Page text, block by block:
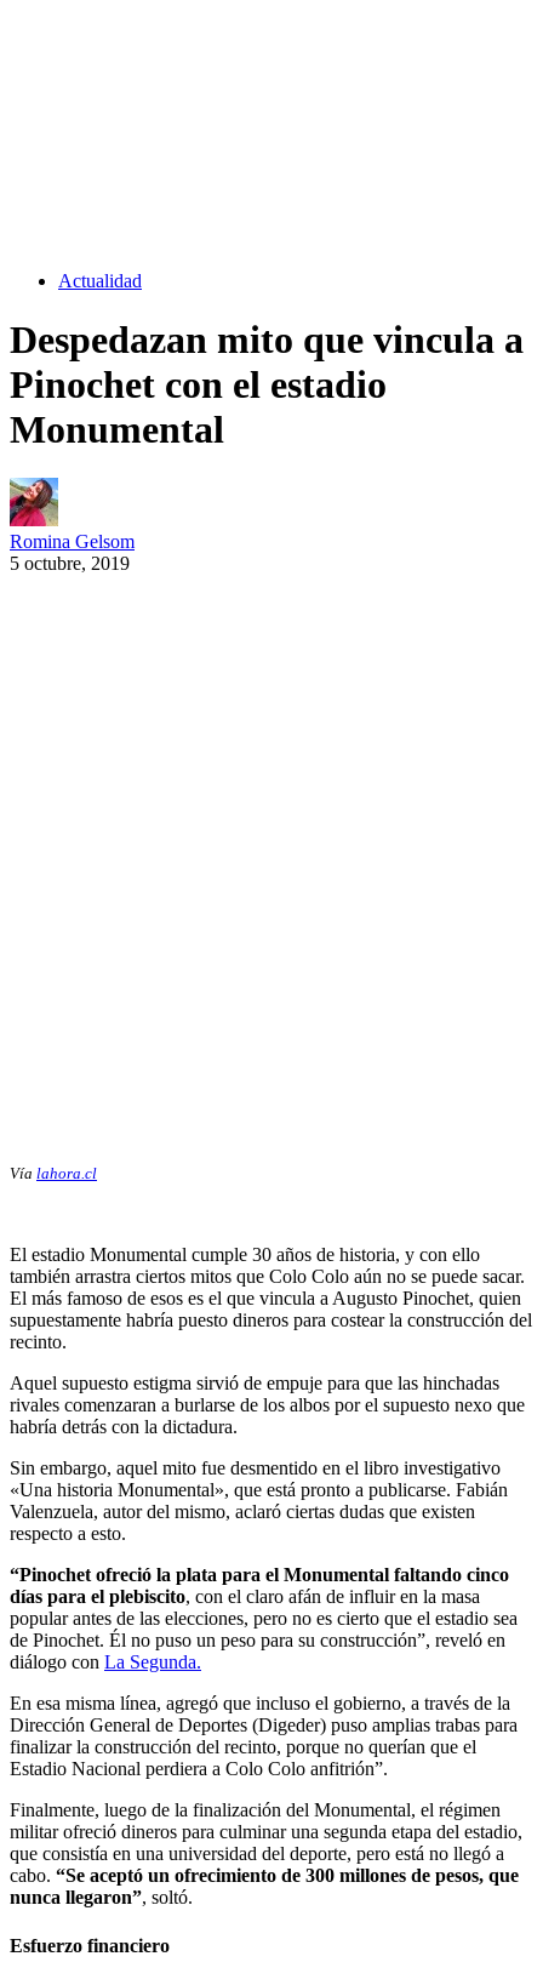
Actualidad
Despedazan mito que vincula a
Pinochet con el estadio
Monumental
Romina Gelsom
5 octubre, 2019
Vía lahora.cl
El estadio Monumental cumple 30 años de historia, y con ello
también arrastra ciertos mitos que Colo Colo aún no se puede sacar.
El más famoso de esos es el que vincula a Augusto Pinochet, quien
supuestamente habría puesto dineros para costear la construcción del
recinto.
Aquel supuesto estigma sirvió de empuje para que las hinchadas
rivales comenzaran a burlarse de los albos por el supuesto nexo que
habría detrás con la dictadura.
Sin embargo, aquel mito fue desmentido en el libro investigativo
«Una historia Monumental», que está pronto a publicarse. Fabián
Valenzuela, autor del mismo, aclaró ciertas dudas que existen
respecto a esto.
“Pinochet ofreció la plata para el Monumental faltando cinco
días para el plebiscito, con el claro afán de influir en la masa
popular antes de las elecciones, pero no es cierto que el estadio sea
de Pinochet. Él no puso un peso para su construcción”, reveló en
diálogo con La Segunda.
En esa misma línea, agregó que incluso el gobierno, a través de la
Dirección General de Deportes (Digeder) puso amplias trabas para
finalizar la construcción del recinto, porque no querían que el
Estadio Nacional perdiera a Colo Colo anfitrión”.
Finalmente, luego de la finalización del Monumental, el régimen
militar ofreció dineros para culminar una segunda etapa del estadio,
que consistía en una universidad del deporte, pero está no llegó a
cabo. “Se aceptó un ofrecimiento de 300 millones de pesos, que
nunca llegaron”, soltó.
Esfuerzo financiero